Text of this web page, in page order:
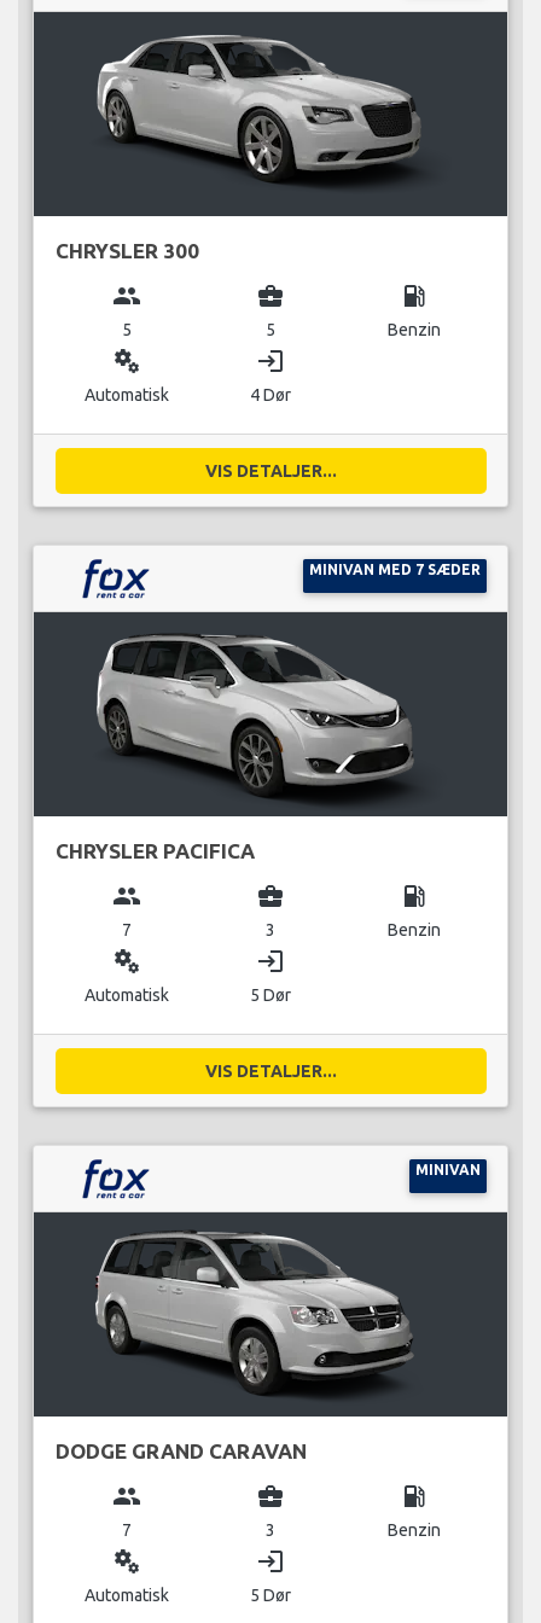
CHRYSLER 300
group
5
business_center
5
local_gas_station
Benzin
miscellaneous_services
Automatisk
login
4 Dør
VIS DETALJER...
MINIVAN MED 7 SÆDER
CHRYSLER PACIFICA
group
7
business_center
3
local_gas_station
Benzin
miscellaneous_services
Automatisk
login
5 Dør
VIS DETALJER...
MINIVAN
DODGE GRAND CARAVAN
group
7
business_center
3
local_gas_station
Benzin
miscellaneous_services
Automatisk
login
5 Dør